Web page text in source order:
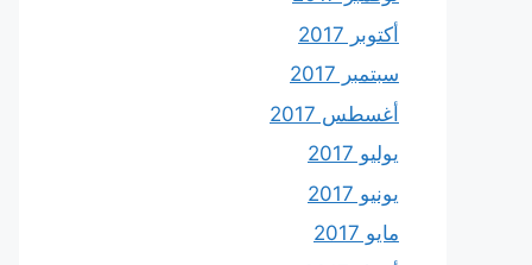
أكتوبر 2017
سبتمبر 2017
أغسطس 2017
يوليو 2017
يونيو 2017
مايو 2017